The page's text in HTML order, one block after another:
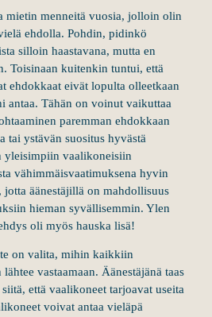
mietin menneitä vuosia, jolloin olin
ehdolla. Pohdin, pidinkö
silloin haastavana, mutta en
Toisinaan kuitenkin tuntui, että
ehdokkaat eivät lopulta olleetkaan
antaa. Tähän on voinut vaikuttaa
paremman ehdokkaan
tai ystävän suositus hyvästä
yleisimpiin vaalikoneisiin
vähimmäisvaatimuksena hyvin
äänestäjillä on mahdollisuus
hieman syvällisemmin. Ylen
oli myös hauska lisä!
on valita, mihin kaikkiin
vastaamaan. Äänestäjänä taas
että vaalikoneet tarjoavat useita
voivat antaa vieläpä